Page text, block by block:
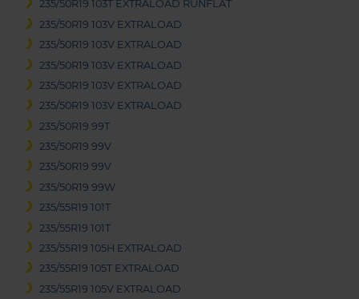
235/50R19 103T EXTRALOAD RUNFLAT
235/50R19 103V EXTRALOAD
235/50R19 103V EXTRALOAD
235/50R19 103V EXTRALOAD
235/50R19 103V EXTRALOAD
235/50R19 103V EXTRALOAD
235/50R19 99T
235/50R19 99V
235/50R19 99V
235/50R19 99W
235/55R19 101T
235/55R19 101T
235/55R19 105H EXTRALOAD
235/55R19 105T EXTRALOAD
235/55R19 105V EXTRALOAD